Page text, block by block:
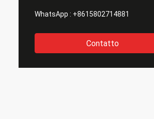
WhatsApp : +8615802714881
Contatto